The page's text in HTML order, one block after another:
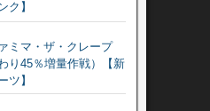
ク】
ミマ・ザ・クレープ
り45％増量作戦）【新
ツ】